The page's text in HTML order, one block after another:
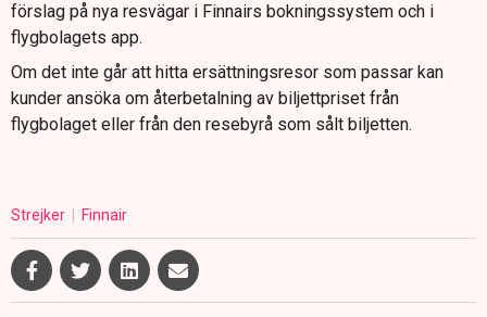
förslag på nya resvägar i Finnairs bokningssystem och i
flygbolagets app.
Om det inte går att hitta ersättningsresor som passar kan
kunder ansöka om återbetalning av biljettpriset från
flygbolaget eller från den resebyrå som sålt biljetten.
Strejker Finnair